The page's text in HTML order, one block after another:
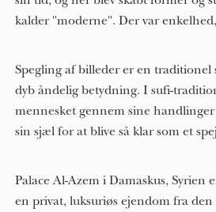
kalder "moderne". Der var
Spegling af billeder er en traditionel
dyb åndelig betydning. I sufi-
mennesket gennem sine
sin sjæl for at blive så klar som et
Palace Al-Azem i Damaskus, Syrien
en privat, luksuriøs ejendom fra